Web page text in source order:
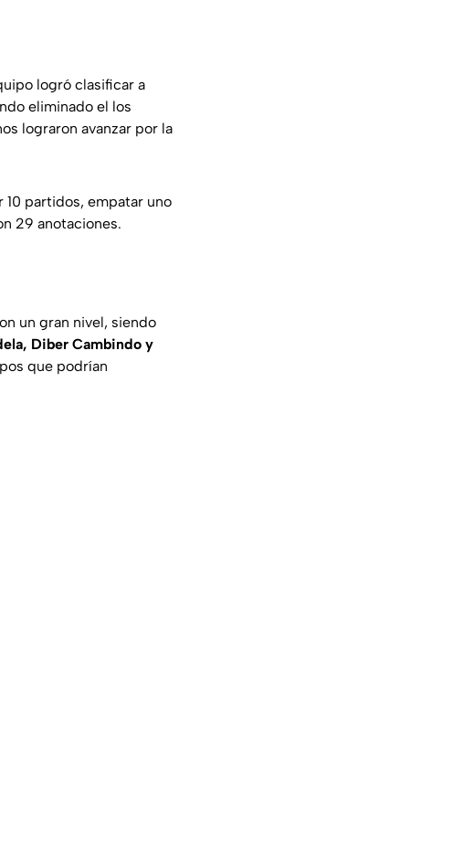
logró clasificar a
eliminado el los
lograron avanzar por la
10 partidos, empatar uno
29 anotaciones.
un gran nivel, siendo
Diber Cambindo y
que podrían